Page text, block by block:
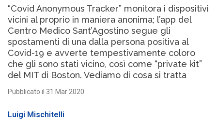
“Covid Anonymous Tracker” monitora i dispositivi
vicini al proprio in maniera anonima; l’app del
Centro Medico Sant’Agostino segue gli
spostamenti di una dalla persona positiva al
Covid-19 e avverte tempestivamente coloro
che gli sono stati vicino, così come “private kit”
del MIT di Boston. Vediamo di cosa si tratta
Pubblicato il 31 Mar 2020
Luigi Mischitelli